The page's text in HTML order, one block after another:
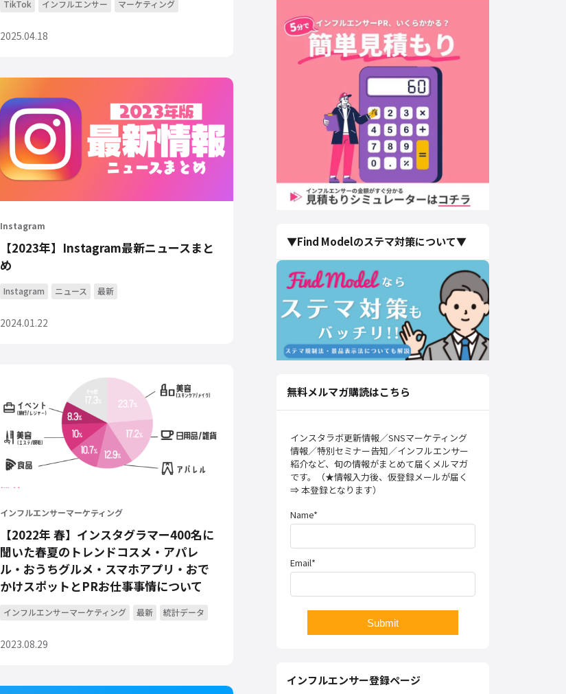
TikTok インフルエンサー マーケティング
2025.04.18
Instagram
【2023年】Instagram最新ニュースまと
め
Instagram ニュース 最新
2024.01.22
インフルエンサーマーケティング
【2022年 春】インスタグラマー400名に
聞いた春夏のトレンドコスメ・アパレ
ル・おうちグルメ・スマホアプリ・おで
かけスポットとPRお仕事事情について
インフルエンサーマーケティング 最新 統計データ
2023.08.29
▼Find Modelのステマ対策について▼
無料メルマガ購読はこちら
インスタラボ更新情報／SNSマーケティング
情報／特別セミナー告知／インフルエンサー
紹介など、旬の情報がまとめて届くメルマガ
です。（★情報入力後、仮登録メールが届く
⇒ 本登録となります）
Name*
Email*
インフルエンサー登録ページ